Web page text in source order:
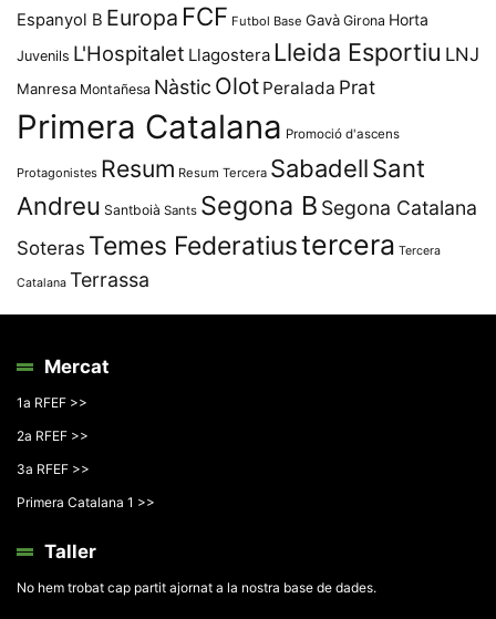
Espanyol B Europa FCF Futbol Base Gavà Girona Horta
Juvenils L'Hospitalet Llagostera Lleida Esportiu LNJ
Manresa Montañesa Nàstic Olot Peralada Prat
Primera Catalana Promoció d'ascens
Protagonistes Resum Resum Tercera SabadellSant
Andreu Santboià Sants Segona B Segona Catalana
Soteras Temes Federatiustercera Tercera
Catalana Terrassa
Mercat
1a RFEF >>
2a RFEF >>
3a RFEF >>
Primera Catalana 1 >>
Taller
No hem trobat cap partit ajornat a la nostra base de dades.